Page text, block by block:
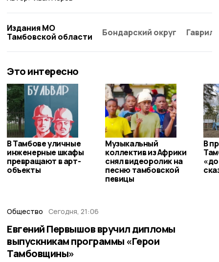
Издания МО
Тамбовской области
Бондарский округ
Это интересно
В Тамбове уличные
инженерные шкафы
превращают в арт-
объекты
Музыкальный
коллектив из Африки
снял видеоролик на
песню тамбовской
певицы
В
Общество Сегодня, 21:06
Евгений Первышов вручил дипломы
выпускникам программы «Герои
Тамбовщины»